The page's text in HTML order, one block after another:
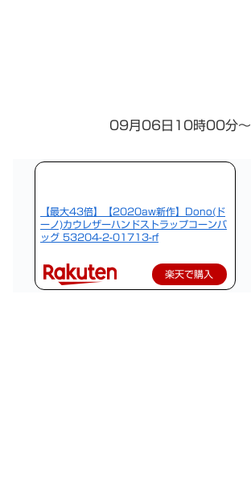
09月06日10時00分～
【最大43倍】【2020aw新作】Dono(ド
ーノ)カウレザーハンドストラップコーンバ
ッグ 53204-2-01713-rf
楽天で購入